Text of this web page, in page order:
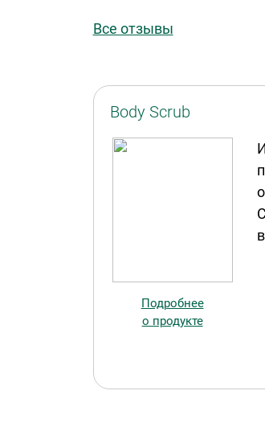
Все отзывы
Body Scrub
Подробнее
о продукте